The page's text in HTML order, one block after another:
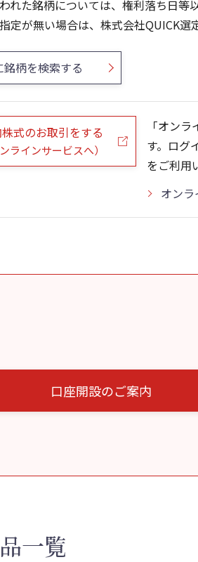
れた銘柄については、権利落ち日等
定が無い場合は、株式会社QUICK選
銘柄を検索する
式のお取引をする
ンラインサービスへ）
「オン
す。ログ
をご利用
オン
口座開設のご案内
一覧